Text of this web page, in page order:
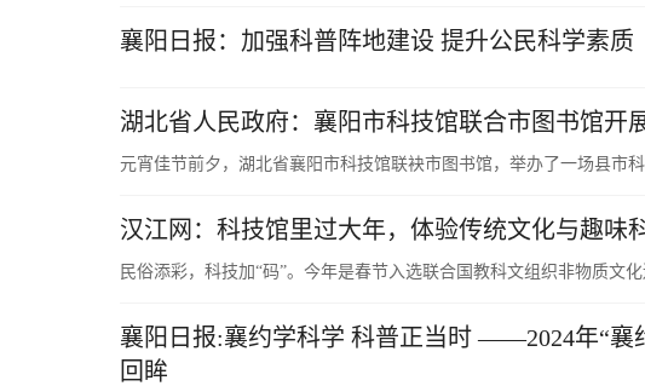
襄阳日报：加强科普阵地建设 提升公民科学素质
湖北省人民政府：襄阳市科技馆联合市图书馆开
元宵佳节前夕，湖北省襄阳市科技馆联袂市图书馆，举办了一场县市
汉江网：科技馆里过大年，体验传统文化与趣味
民俗添彩，科技加“码”。今年是春节入选联合国教科文组织非物质文
襄阳日报:襄约学科学 科普正当时 ——2024年“襄
回眸